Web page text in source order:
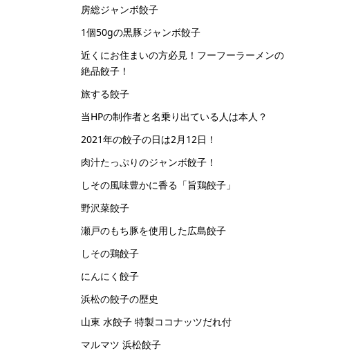
房総ジャンボ餃子
1個50gの黒豚ジャンボ餃子
近くにお住まいの方必見！フーフーラーメンの
絶品餃子！
旅する餃子
当HPの制作者と名乗り出ている人は本人？
2021年の餃子の日は2月12日！
肉汁たっぷりのジャンボ餃子！
しその風味豊かに香る「旨鶏餃子」
野沢菜餃子
瀬戸のもち豚を使用した広島餃子
しその鶏餃子
にんにく餃子
浜松の餃子の歴史
山東 水餃子 特製ココナッツだれ付
マルマツ 浜松餃子